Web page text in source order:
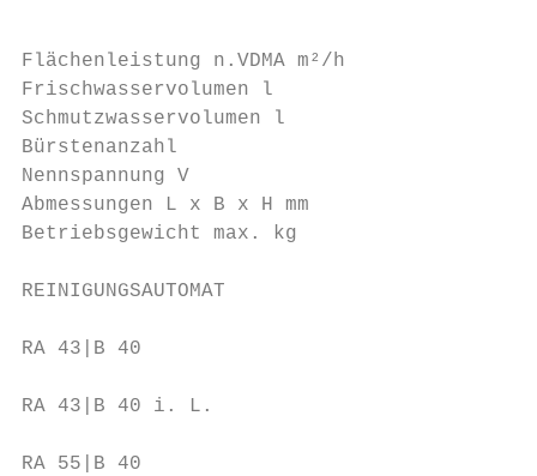
Flächenleistung n.VDMA m²/h
Frischwasservolumen l
Schmutzwasservolumen l
Bürstenanzahl
Nennspannung V
Abmessungen L x B x H mm
Betriebsgewicht max. kg
REINIGUNGSAUTOMAT
RA 43|B 40
RA 43|B 40 i. L.                         mit
RA 55|B 40